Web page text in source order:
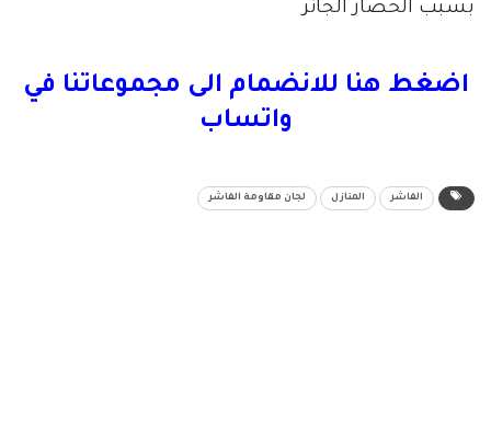
بسبب الحصار الجائر
اضغط هنا للانضمام الى مجموعاتنا في
واتساب
الفاشر المنازل لجان مقاومة الفاشر